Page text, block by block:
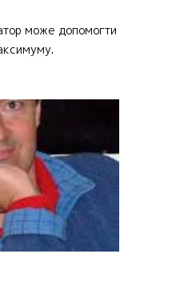
може допомогти